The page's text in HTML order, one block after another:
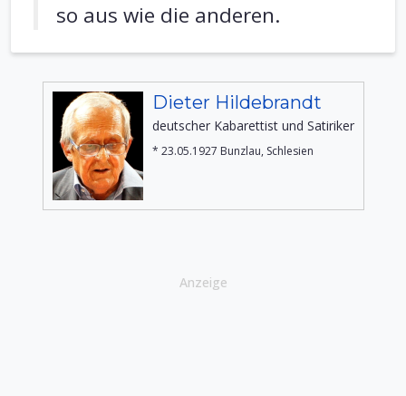
so aus wie die anderen.
Dieter Hildebrandt
deutscher Kabarettist und Satiriker
* 23.05.1927 Bunzlau, Schlesien
Anzeige